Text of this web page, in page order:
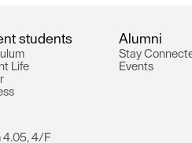
nt students
u um
t Life
r
ss
A umni
Stay Connect
Events
4.05, 4/F